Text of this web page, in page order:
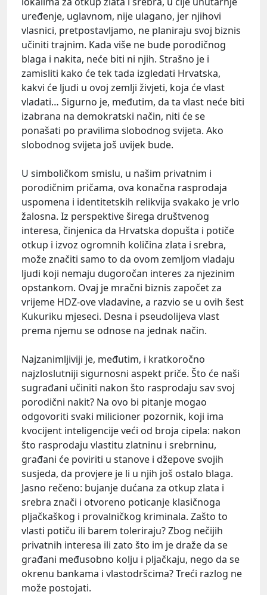
uređenje, uglavnom, nije ulagano, jer njihovi
vlasnici, pretpostavljamo, ne planiraju svoj biznis
učiniti trajnim. Kada više ne bude porodičnog
blaga i nakita, neće biti ni njih. Strašno je i
zamisliti kako će tek tada izgledati Hrvatska,
kakvi će ljudi u ovoj zemlji živjeti, koja će vlast
vladati… Sigurno je, međutim, da ta vlast neće biti
izabrana na demokratski način, niti će se
ponašati po pravilima slobodnog svijeta. Ako
slobodnog svijeta još uvijek bude.
U simboličkom smislu, u našim privatnim i
porodičnim pričama, ova konačna rasprodaja
uspomena i identitetskih relikvija svakako je vrlo
žalosna. Iz perspektive širega društvenog
interesa, činjenica da Hrvatska dopušta i potiče
otkup i izvoz ogromnih količina zlata i srebra,
može značiti samo to da ovom zemljom vladaju
ljudi koji nemaju dugoročan interes za njezinim
opstankom. Ovaj je mračni biznis započet za
vrijeme HDZ-ove vladavine, a razvio se u ovih šest
Kukuriku mjeseci. Desna i pseudolijeva vlast
prema njemu se odnose na jednak način.
Najzanimljiviji je, međutim, i kratkoročno
najzloslutniji sigurnosni aspekt priče. Što će naši
sugrađani učiniti nakon što rasprodaju sav svoj
porodični nakit? Na ovo bi pitanje mogao
odgovoriti svaki milicioner pozornik, koji ima
kvocijent inteligencije veći od broja cipela: nakon
što rasprodaju vlastitu zlatninu i srebrninu,
građani će poviriti u stanove i džepove svojih
susjeda, da provjere je li u njih još ostalo blaga.
Jasno rečeno: bujanje dućana za otkup zlata i
srebra znači i otvoreno poticanje klasičnoga
pljačkaškog i provalničkog kriminala. Zašto to
vlasti potiču ili barem toleriraju? Zbog nečijih
privatnih interesa ili zato što im je draže da se
građani međusobno kolju i pljačkaju, nego da se
okrenu bankama i vlastodršcima? Treći razlog ne
može postojati.